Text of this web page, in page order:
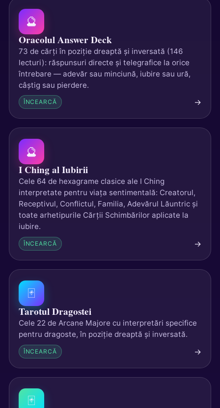
🔮
Oracolul Answer Deck
73 de cărți în poziție dreaptă și inversată (146
lecturi): răspunsuri directe și telegrafice la orice
întrebare — adevăr sau minciună, iubire sau ură,
câștig sau pierdere.
ÎNCEARCĂ →
🔮
I Ching al Iubirii
Cele 64 de hexagrame clasice ale I Ching
interpretate pentru viața sentimentală: Creatorul,
Receptivul, Conflictul, Familia, Adevărul Lăuntric și
toate arhetipurile Cărții Schimbărilor aplicate la
iubire.
ÎNCEARCĂ →
🃏
Tarotul Dragostei
Cele 22 de Arcane Majore cu interpretări specifice
pentru dragoste, în poziție dreaptă și inversată.
ÎNCEARCĂ →
🃏